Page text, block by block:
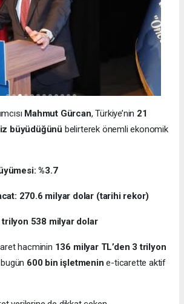
Mahmut Gürcan, Türkiye’nin 21
büyüdüğünü belirterek önemli ekonomik
%3.7
270.6 milyar dolar (tarihi rekor)
trilyon 538 milyar dolar
hacminin 136 milyar TL’den 3 trilyon
600 bin işletmenin e-ticarette aktif